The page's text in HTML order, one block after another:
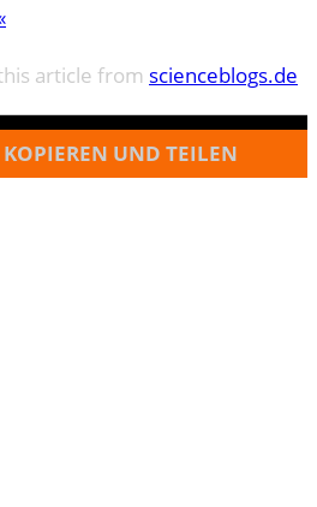
article from scienceblogs.de
UND TEILEN